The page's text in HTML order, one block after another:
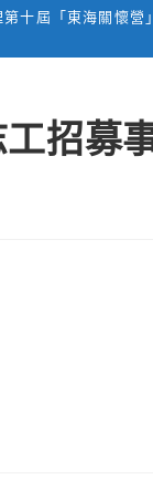
十屆「東海關懷營
招募